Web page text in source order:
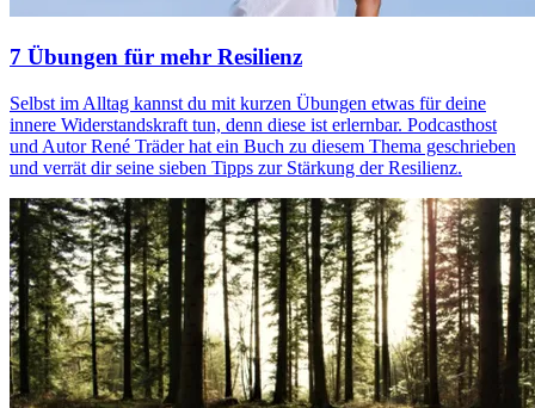
7 Übungen für mehr Resilienz
Selbst im Alltag kannst du mit kurzen Übungen etwas für deine
innere Widerstandskraft tun, denn diese ist erlernbar. Podcasthost
und Autor René Träder hat ein Buch zu diesem Thema geschrieben
und verrät dir seine sieben Tipps zur Stärkung der Resilienz.